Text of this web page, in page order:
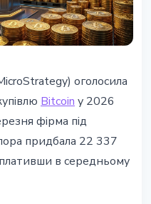
22 337
- шлях до
оголосила
Bitcoin у 2026
фірма під
придбала 22 337
в середньому